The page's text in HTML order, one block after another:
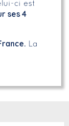
ci est
ses 4
La